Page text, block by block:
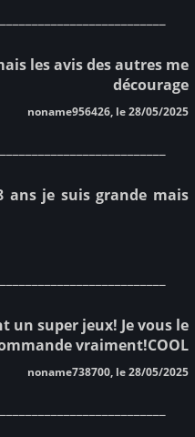
les avis des autres me
décourage
noname956426, le 28/05/2025
ans je suis grande mais
un super jeux! Je vous le
vraiment!COOL
noname738700, le 28/05/2025